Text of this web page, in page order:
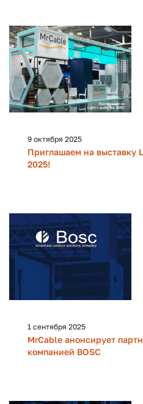
9 октября 2025
Приглашаем на выставку
2025!
1 сентября 2025
MrCable анонсирует
компанией BOSC